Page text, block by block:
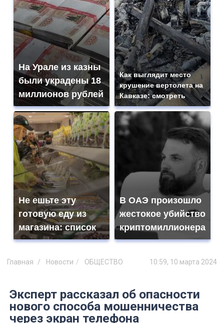
На Урале из казны
были украдены 18
миллионов рублей
Как выглядит место
крушение вертолета на
Кавказе: смотреть
Не ешьте эту
готовую еду из
магазина: список
В ОАЭ произошло
жестокое убийство
криптомиллионера
Главная Новости ОБЩЕСТВО 10:59, 10 марта 2024
Эксперт рассказал об опасности
нового способа мошенничества
через экран телефона